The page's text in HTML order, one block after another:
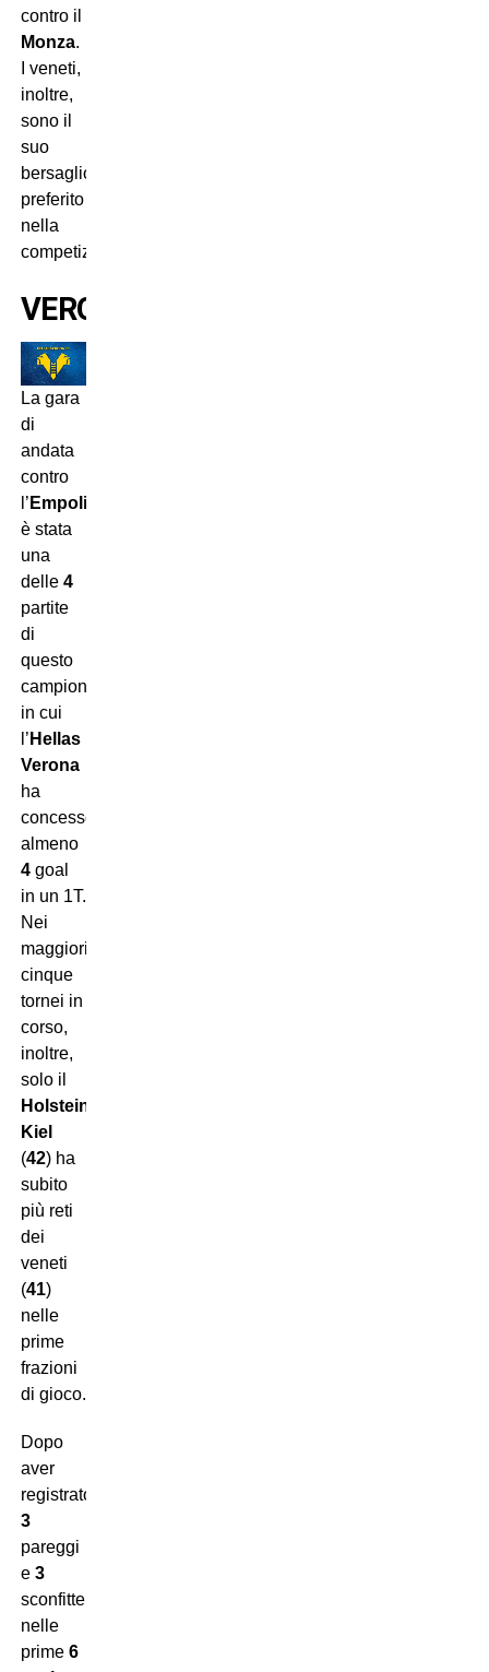
contro il
Monza.
I veneti,
inoltre,
sono il
suo
bersaglio
preferito
nella
competizione.
VERONA
La gara
di
andata
contro
l’ Empoli
è stata
una
delle 4
partite
di
questo
campionato
in cui
l’ Hellas
Verona
ha
concesso
almeno
4 goal
in un 1T.
Nei
maggiori
cinque
tornei in
corso,
inoltre,
solo il
Holstein
Kiel
(42) ha
subito
più reti
dei
veneti
(41)
nelle
prime
frazioni
di gioco.
Dopo
aver
registrato
3
pareggi
e 3
sconfitte
nelle
prime 6